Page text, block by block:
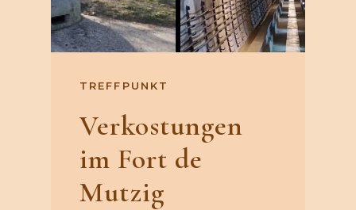
TREFFPUNKT
Verkostungen
im Fort de
Mutzig